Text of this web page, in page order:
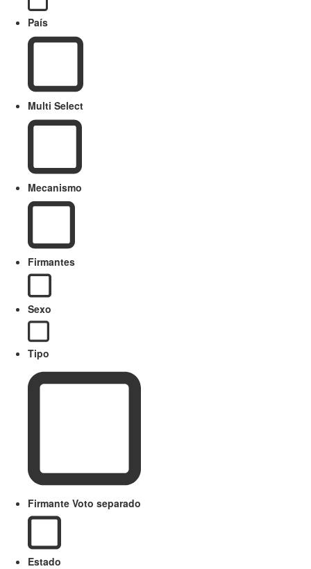
País
Multi Select
Mecanismo
Firmantes
Sexo
Tipo
Firmante Voto separado
Estado